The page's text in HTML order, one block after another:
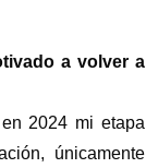
a volver a
2024 mi etapa
únicamente